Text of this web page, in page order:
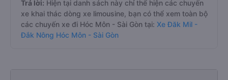
Trả lời: Hiện tại danh sách này chỉ thể hiện các chuyến
xe khai thác dòng xe limousine, bạn có thể xem toàn bộ
các chuyến xe đi Hóc Môn - Sài Gòn tại: Xe Đăk Mil -
Đắk Nông Hóc Môn - Sài Gòn